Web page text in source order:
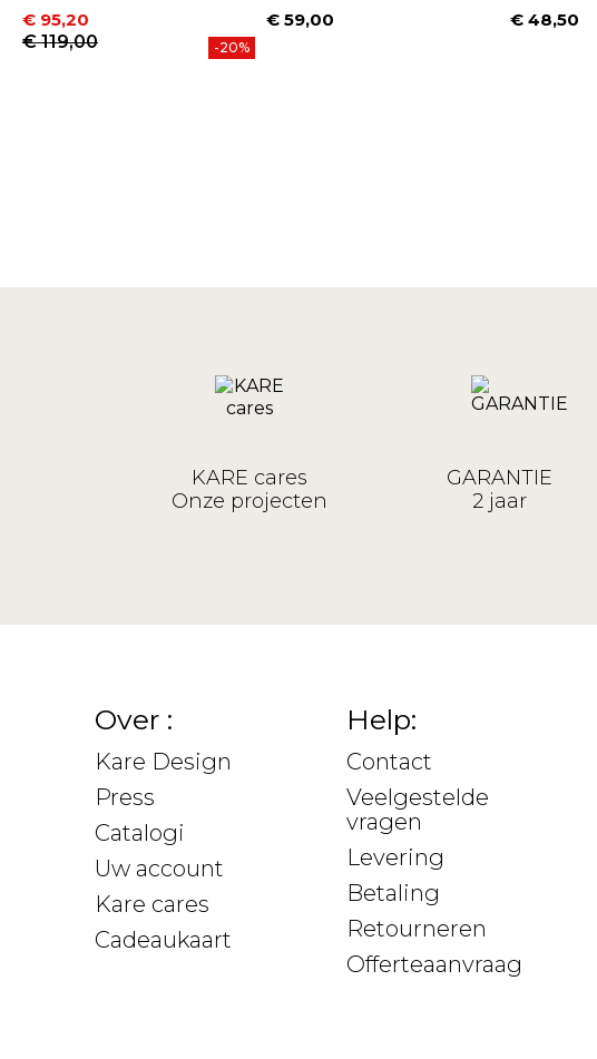
Prijs
€ 95,20
Normale prijs
€ 119,00 -20%
Prijs
€ 59,00
Prijs
€ 48,50
KARE cares
Onze projecten
GARANTIE
2 jaar
Over :
Kare Design
Press
Catalogi
Uw account
Kare cares
Cadeaukaart
Help:
Contact
Veelgestelde
vragen
Levering
Betaling
Retourneren
Offerteaanvraag